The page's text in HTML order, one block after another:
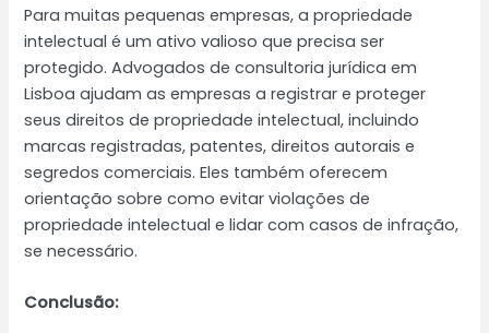
Para muitas pequenas empresas, a propriedade
intelectual é um ativo valioso que precisa ser
protegido. Advogados de consultoria jurídica em
Lisboa ajudam as empresas a registrar e proteger
seus direitos de propriedade intelectual, incluindo
marcas registradas, patentes, direitos autorais e
segredos comerciais. Eles também oferecem
orientação sobre como evitar violações de
propriedade intelectual e lidar com casos de infração,
se necessário.
Conclusão: